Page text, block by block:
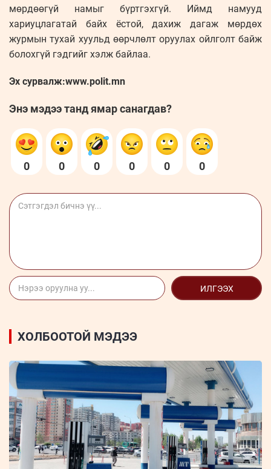
мөрдөөгүй намыг бүртгэхгүй. Иймд намууд
хариуцлагатай байх ёстой, дахиж дагаж мөрдөх
журмын тухай хуульд өөрчлөлт оруулах ойлголт байж
болохгүй гэдгийг хэлж байлаа.
Эх сурвалж:www.polit.mn
Энэ мэдээ танд ямар санагдав?
0 0 0 0 0 0
ИЛГЭЭХ
ХОЛБООТОЙ МЭДЭЭ